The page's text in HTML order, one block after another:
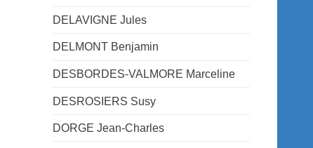
DELAVIGNE Jules
DELMONT Benjamin
DESBORDES-VALMORE Marceline
DESROSIERS Susy
DORGE Jean-Charles